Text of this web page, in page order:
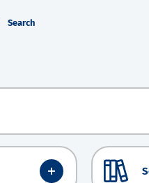
Search